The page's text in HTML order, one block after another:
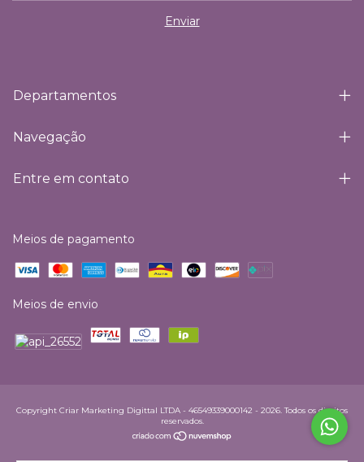
Departamentos
Navegação
Entre em contato
Meios de pagamento
Meios de envio
Copyright Criar Marketing Digittal LTDA - 46549339000142 - 2026. Todos os direitos
reservados.